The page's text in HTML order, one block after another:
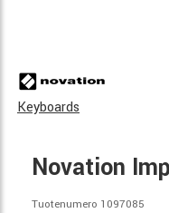
Keyboards
Novation
Tuotenumero 1097085